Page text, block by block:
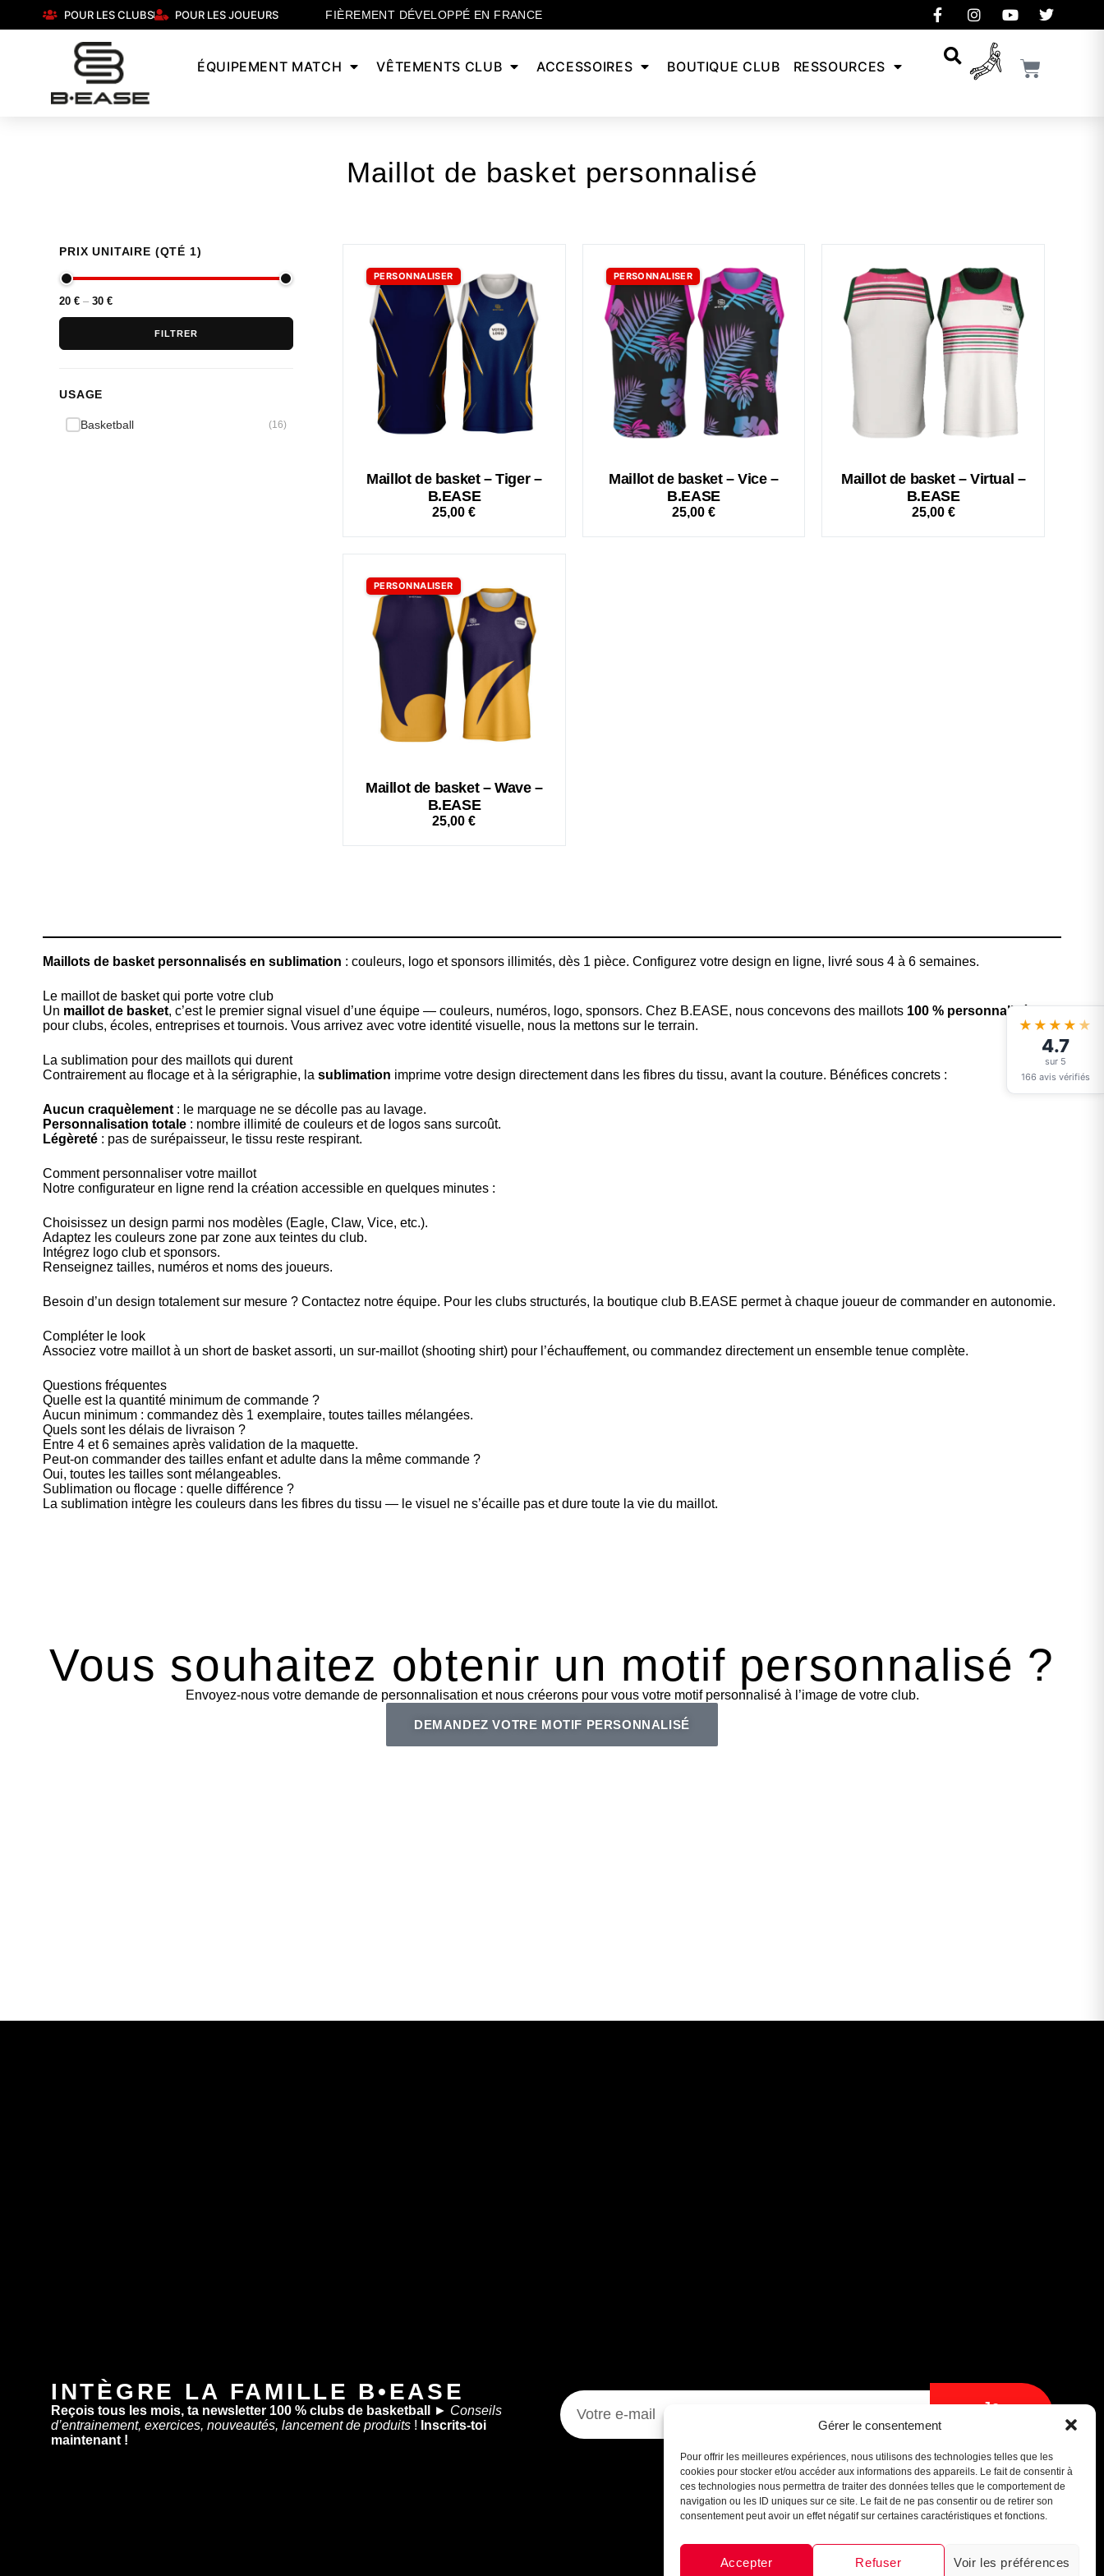
Gérer le consentement
Pour offrir les meilleures expériences, nous utilisons des technologies telles que les
cookies pour stocker et/ou accéder aux informations des appareils. Le fait de consentir à
ces technologies nous permettra de traiter des données telles que le comportement de
navigation ou les ID uniques sur ce site. Le fait de ne pas consentir ou de retirer son
consentement peut avoir un effet négatif sur certaines caractéristiques et fonctions.
Accepter Refuser Voir les préférences
Messenger · Instagram
POUR LES CLUBS POUR LES JOUEURS FIÈREMENT DÉVELOPPÉ EN FRANCE
ÉQUIPEMENT MATCH VÊTEMENTS CLUB ACCESSOIRES BOUTIQUE CLUB RESSOURCES
Maillot de basket personnalisé
PRIX UNITAIRE (QTÉ 1)
FILTRER
20 € 30 €
USAGE
Basketball (16)
PERSONNALISER
Maillot de basket – Tiger –
B.EASE
25,00€
PERSONNALISER
Maillot de basket – Vice –
B.EASE
25,00 €
Maillot de basket – Virtual –
B.EASE
25,00 €
PERSONNALISER
Maillot de basket – Wave –
B.EASE
25,00€
Maillots de basket personnalisés en sublimation : couleurs, logo et sponsors illimités, dès 1 pièce. Configurez votre design en ligne, livré sous 4 à 6 semaines.
Le maillot de basket qui porte votre club
Un maillot de basket, c’est le premier signal visuel d’une équipe — couleurs, numéros, logo, sponsors. Chez B.EASE, nous concevons des maillots 100 % personnalisés
pour clubs, écoles, entreprises et tournois. Vous arrivez avec votre identité visuelle, nous la mettons sur le terrain.
La sublimation pour des maillots qui durent
Contrairement au flocage et à la sérigraphie, la sublimation imprime votre design directement dans les fibres du tissu, avant la couture. Bénéfices concrets :
Aucun craquèlement : le marquage ne se décolle pas au lavage.
Personnalisation totale : nombre illimité de couleurs et de logos sans surcoût.
Légèreté : pas de surépaisseur, le tissu reste respirant.
Comment personnaliser votre maillot
Notre configurateur en ligne rend la création accessible en quelques minutes :
Choisissez un design parmi nos modèles (Eagle, Claw, Vice, etc.).
Adaptez les couleurs zone par zone aux teintes du club.
Intégrez logo club et sponsors.
Renseignez tailles, numéros et noms des joueurs.
Besoin d’un design totalement sur mesure ? Contactez notre équipe. Pour les clubs structurés, la boutique club B.EASE permet à chaque joueur de commander en autonomie.
Compléter le look
Associez votre maillot à un short de basket assorti, un sur-maillot (shooting shirt) pour l’échauffement, ou commandez directement un ensemble tenue complète.
Questions fréquentes
Quelle est la quantité minimum de commande ?
Aucun minimum : commandez dès 1 exemplaire, toutes tailles mélangées.
Quels sont les délais de livraison ?
Entre 4 et 6 semaines après validation de la maquette.
Peut-on commander des tailles enfant et adulte dans la même commande ?
Oui, toutes les tailles sont mélangeables.
Sublimation ou flocage : quelle différence ?
La sublimation intègre les couleurs dans les fibres du tissu — le visuel ne s’écaille pas et dure toute la vie du maillot.
Vous souhaitez obtenir un motif personnalisé ?
Envoyez-nous votre demande de personnalisation et nous créerons pour vous votre motif personnalisé à l’image de votre club.
DEMANDEZ VOTRE MOTIF PERSONNALISÉ
INTÈGRE LA FAMILLE B•EASE
Reçois tous les mois, ta newsletter 100 % clubs de basketball ► Conseils
d’entrainement, exercices, nouveautés, lancement de produits ! Inscrits-toi
maintenant !
Je
★★★★ ★
4.7
sur 5
166 avis vérifiés